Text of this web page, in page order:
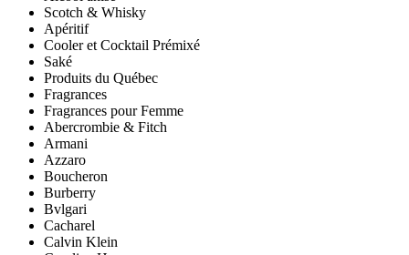
Scotch & Whisky
Apéritif
Cooler et Cocktail Prémixé
Saké
Produits du Québec
Fragrances
Fragrances pour Femme
Abercrombie & Fitch
Armani
Azzaro
Boucheron
Burberry
Bvlgari
Cacharel
Calvin Klein